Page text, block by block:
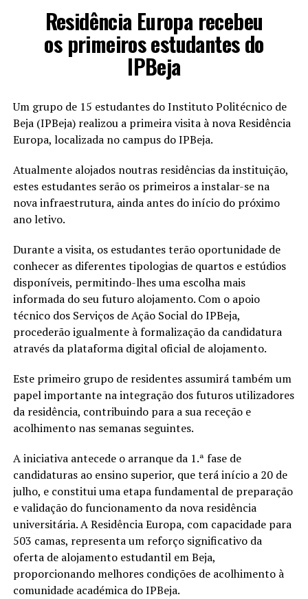
Residência Europa recebeu
os primeiros estudantes do
IPBeja
Um grupo de 15 estudantes do Instituto Politécnico de
Beja (IPBeja) realizou a primeira visita à nova Residência
Europa, localizada no campus do IPBeja.
Atualmente alojados noutras residências da instituição,
estes estudantes serão os primeiros a instalar-se na
nova infraestrutura, ainda antes do início do próximo
ano letivo.
Durante a visita, os estudantes terão oportunidade de
conhecer as diferentes tipologias de quartos e estúdios
disponíveis, permitindo-lhes uma escolha mais
informada do seu futuro alojamento. Com o apoio
técnico dos Serviços de Ação Social do IPBeja,
procederão igualmente à formalização da candidatura
através da plataforma digital oficial de alojamento.
Este primeiro grupo de residentes assumirá também um
papel importante na integração dos futuros utilizadores
da residência, contribuindo para a sua receção e
acolhimento nas semanas seguintes.
A iniciativa antecede o arranque da 1.ª fase de
candidaturas ao ensino superior, que terá início a 20 de
julho, e constitui uma etapa fundamental de preparação
e validação do funcionamento da nova residência
universitária. A Residência Europa, com capacidade para
503 camas, representa um reforço significativo da
oferta de alojamento estudantil em Beja,
proporcionando melhores condições de acolhimento à
comunidade académica do IPBeja.